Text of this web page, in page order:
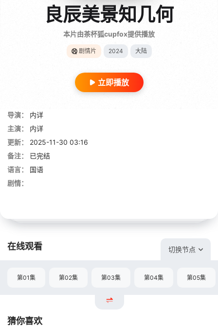
良辰美景知几何
本片由茶杯狐cupfox提供播放
剧情片 2024 大陆
立即播放
导演：
内详
主演：
内详
更新：
2025-11-30 03:16
备注：
已完结
语言：
国语
剧情：
在线观看 切换节点
第01集 第02集 第03集 第04集 第05集
猜你喜欢